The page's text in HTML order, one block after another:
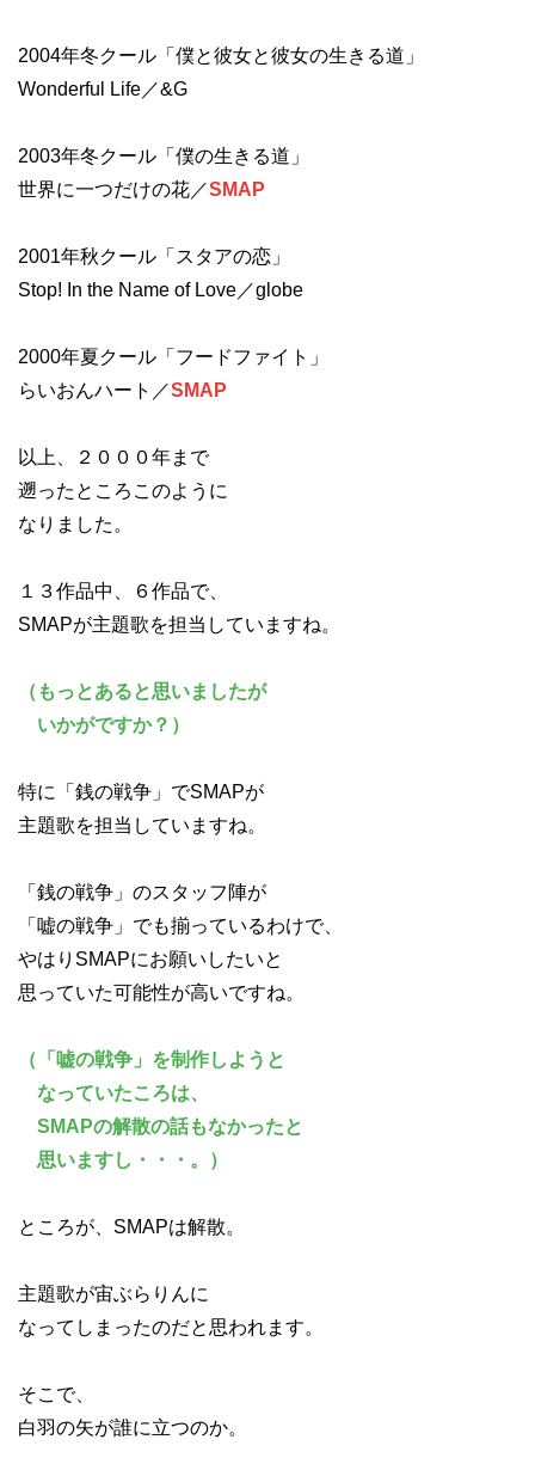
2004年冬クール「僕と彼女と彼女の生きる道」
Wonderful Life／&G
2003年冬クール「僕の生きる道」
世界に一つだけの花／SMAP
2001年秋クール「スタアの恋」
Stop! In the Name of Love／globe
2000年夏クール「フードファイト」
らいおんハート／SMAP
以上、２０００年まで
遡ったところこのように
なりました。
１３作品中、６作品で、
SMAPが主題歌を担当していますね。
（もっとあると思いましたが
いかがですか？）
特に「銭の戦争」でSMAPが
主題歌を担当していますね。
「銭の戦争」のスタッフ陣が
「嘘の戦争」でも揃っているわけで、
やはりSMAPにお願いしたいと
思っていた可能性が高いですね。
（「嘘の戦争」を制作しようと
なっていたころは、
SMAPの解散の話もなかったと
思いますし・・・。）
ところが、SMAPは解散。
主題歌が宙ぶらりんに
なってしまったのだと思われます。
そこで、
白羽の矢が誰に立つのか。